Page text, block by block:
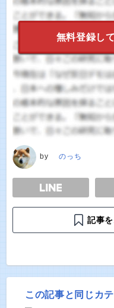
無料登録し
by のっち
TWEET
記事
この記事と同じカ